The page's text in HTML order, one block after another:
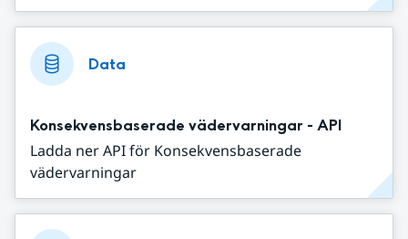
Data
Konsekvensbaserade vädervarningar - API
Ladda ner API för Konsekvensbaserade
vädervarningar